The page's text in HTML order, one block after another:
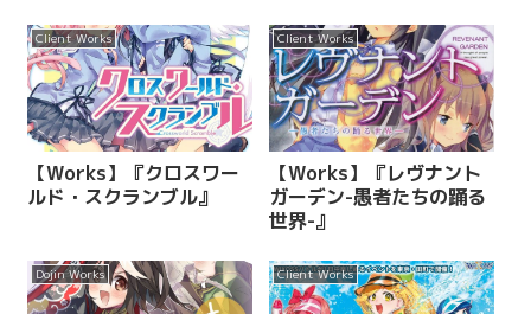
Client Works
【Works】『クロスワー
ルド・スクランブル』
Client Works
【Works】『レヴナント
ガーデン-愚者たちの踊る
世界-』
Dojin Works Client Works